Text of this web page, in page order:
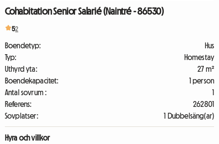
Cohabitation Senior Salarié (Naintré - 86530)
52
Boendetyp:
Hus
Typ:
Homestay
Uthyrd yta:
27 m²
Boendekapacitet:
1 person
Antal sovrum :
1
Referens:
262801
Sovplatser:
1 Dubbelsäng(ar)
Hyra och villkor